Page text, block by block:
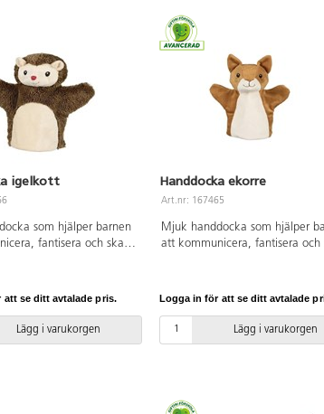
barn i behov av extra stöd för sin
språkutveckling, så
att komplettera paketet med
"Tal & språkträning i Babblarnas
värld" av Iréne Johansson artnr
igelkott
som hjälper barnen
fantisera och skapa
att se ditt avtalade pris.
Lägg i varukorgen
Handdocka ekorre
Art.nr: 167465
Mjuk handdocka som hjälper
att kommunicera, fantisera och
Logga in för att se ditt avtalade
Lägg i varukorgen